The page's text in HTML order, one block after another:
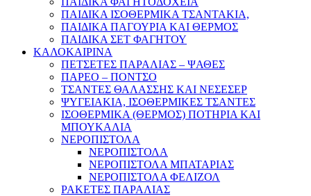
ΠΑΙΔΙΚΑ ΙΣΟΘΕΡΜΙΚΑ ΤΣΑΝΤΑΚΙΑ,
ΠΑΙΔΙΚΑ ΠΑΓΟΥΡΙΑ ΚΑΙ ΘΕΡΜΟΣ
ΠΑΙΔΙΚΑ ΣΕΤ ΦΑΓΗΤΟΥ
ΚΑΛΟΚΑΙΡΙΝΑ
ΠΕΤΣΕΤΕΣ ΠΑΡΑΛΙΑΣ – ΨΑΘΕΣ
ΠΑΡΕΟ – ΠΟΝΤΣΟ
ΤΣΑΝΤΕΣ ΘΑΛΑΣΣΗΣ ΚΑΙ ΝΕΣΕΣΕΡ
ΨΥΓΕΙΑΚΙΑ, ΙΣΟΘΕΡΜΙΚΕΣ ΤΣΑΝΤΕΣ
ΙΣΟΘΕΡΜΙΚΑ (ΘΕΡΜΟΣ) ΠΟΤΗΡΙΑ ΚΑΙ
ΜΠΟΥΚΑΛΙΑ
ΝΕΡΟΠΙΣΤΟΛΑ
ΝΕΡΟΠΙΣΤΟΛΑ
ΝΕΡΟΠΙΣΤΟΛΑ ΜΠΑΤΑΡΙΑΣ
ΝΕΡΟΠΙΣΤΟΛΑ ΦΕΛΙΖΟΛ
ΡΑΚΕΤΕΣ ΠΑΡΑΛΙΑΣ